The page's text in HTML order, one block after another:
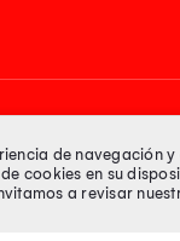
Medios de pago
de navegación
de cookies en su
a revisar